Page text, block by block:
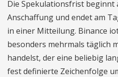
Die Spekulationsfrist beginnt
Anschaffung und endet am
in einer Mitteilung. Binance
besonders mehrmals täglich
handelst, der eine beliebig
fest definierte Zeichenfolge